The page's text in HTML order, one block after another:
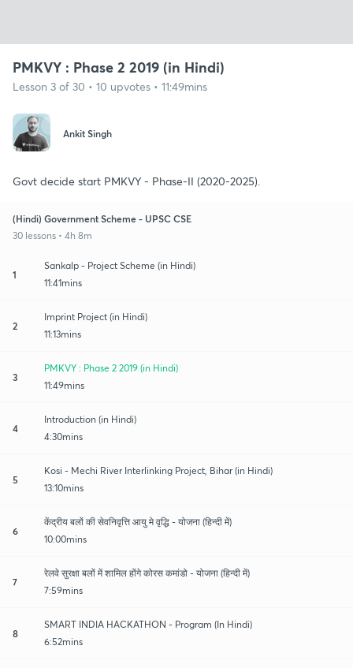
PMKVY : Phase 2 2019 (in Hindi)
Lesson 3 of 30 • 10 upvotes • 11:49mins
Ankit Singh
Govt decide start PMKVY - Phase-II (2020-2025).
(Hindi) Government Scheme - UPSC CSE
30 lessons • 4h 8m
1
Sankalp - Project Scheme (in Hindi)
11:41mins
2
Imprint Project (in Hindi)
11:13mins
3
PMKVY : Phase 2 2019 (in Hindi)
11:49mins
4
Introduction (in Hindi)
4:30mins
5
Kosi - Mechi River Interlinking Project, Bihar (in Hindi)
13:10mins
6
केंद्रीय बलों की सेवनिवृत्ति आयु मे वृद्धि - योजना (हिन्दी में)
10:00mins
7
रेलवे सुरक्षा बलों में शामिल होंगे कोरस कमांडो - योजना (हिन्दी में)
7:59mins
8
SMART INDIA HACKATHON - Program (In Hindi)
6:52mins